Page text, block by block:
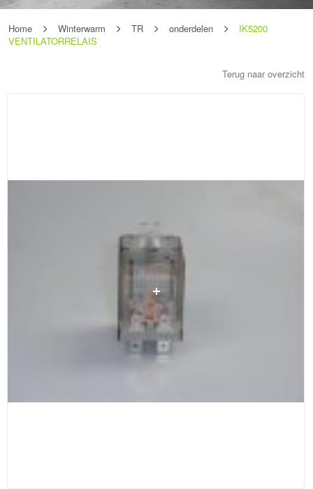
Home Winterwarm TR onderdelen
IK5200
VENTILATORRELAIS
Terug naar overzicht